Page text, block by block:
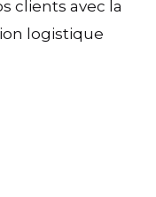
clients avec la
logistique